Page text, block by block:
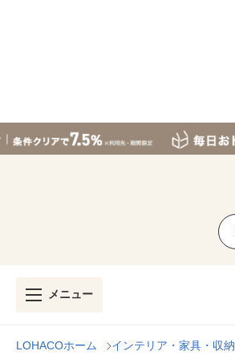
メニュー
LOHACOホーム インテリア・家具・収納